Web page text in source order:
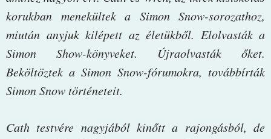
korukban menekültek a Simon Snow-sorozathoz,
miután anyjuk kilépett az életükből. Elolvasták a
Simon Show-könyveket. Újraolvasták őket.
Beköltöztek a Simon Snow-fórumokra, továbbírták
Simon Snow történeteit.
Cath testvére nagyjából kinőtt a rajongásból, de